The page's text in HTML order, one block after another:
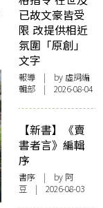
已故文豪皆受
限 改提供相近
氛圍「原創」
文字
報導 | by 虛詞編
輯部 | 2026-08-04
【新書】《賣
書者言》編輯
序
書序 | by 阿
豆 | 2026-08-03